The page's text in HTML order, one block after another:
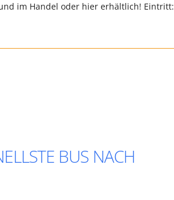
im Handel oder hier erhältlich! Eintritt:
BUS NACH